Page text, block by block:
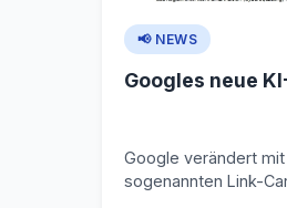
📢 NEWS
Googles neue
Google verändert
sogenannten Link-